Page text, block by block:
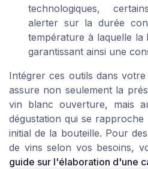
technologiques,
alerter sur la durée
température à laquelle la
garantissant ainsi une
Intégrer ces outils dans
assure non seulement la
vin blanc ouverture, mais
dégustation qui se
initial de la bouteille. Pour
de vins selon vos besoins,
guide sur l'élaboration d'une